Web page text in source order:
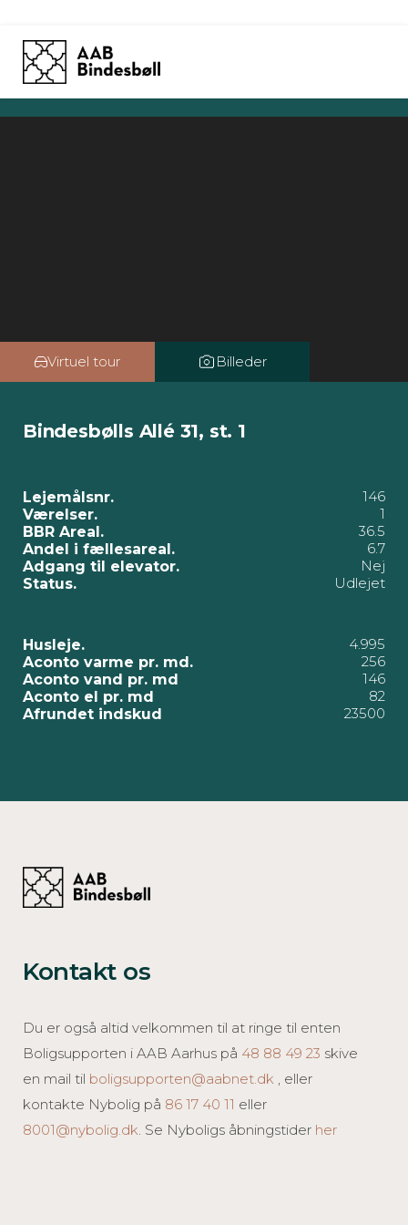
Skip
content
Virtuel tour Billeder
Bindesbølls Allé 31, st. 1
Lejemålsnr.
146
Værelser.
1
BBR Areal.
36.5
Andel i fællesareal.
6.7
Adgang til elevator.
Nej
Status.
Udlejet
Husleje.
4.995
Aconto varme pr. md.
256
Aconto vand pr. md
146
Aconto el pr. md
82
Afrundet indskud
23500
Kontakt os
Du er også altid velkommen til at ringe til enten
Boligsupporten i AAB Aarhus på 48 88 49 23 skive
en mail til boligsupporten@aabnet.dk , eller
kontakte Nybolig på 86 17 40 11 eller
8001@nybolig.dk . Se Nyboligs åbningstider her